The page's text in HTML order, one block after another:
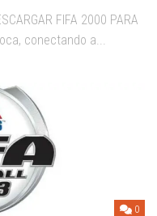
FIFA 2000 PARA
conectando a...
0